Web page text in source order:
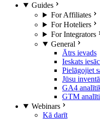
Guides
For Affiliates
For Hoteliers
For Integrators
General
Ātrs ievads
Ieskats
Pielāgojiet
Jūsu
GA4
GTM
Webinars
Kā darīt